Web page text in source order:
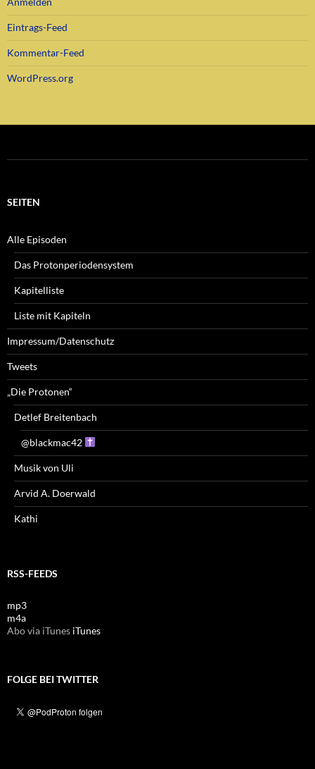
Eintrags-Feed
Kommentar-Feed
WordPress.org
SEITEN
Alle Episoden
Das Protonperiodensystem
Kapitelliste
Liste mit Kapiteln
Impressum/Datenschutz
Tweets
„Die Protonen“
Detlef Breitenbach
@blackmac42
Musik von Uli
Arvid A. Doerwald
Kathi
RSS-FEEDS
mp3
m4a
Abo via iTunes iTunes
FOLGE BEI TWITTER